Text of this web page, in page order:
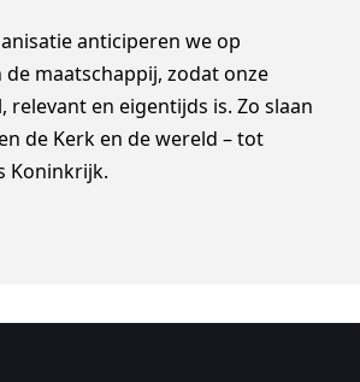
anticiperen we op
maatschappij, zodat onze
relevant en eigentijds is. Zo slaan
de Kerk en de wereld – tot
Koninkrijk.